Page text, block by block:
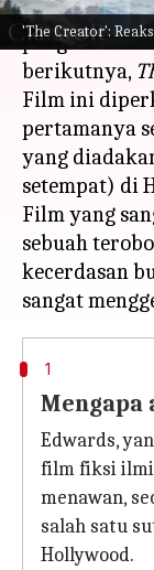
'The Creator':
Sutradara
berikutnya,
Film ini
pertamanya
yang
setempat) di
Film yang
sebuah
kecerdasan
1
Edwards,
film fiksi
menawan,
salah satu
Hollywood.